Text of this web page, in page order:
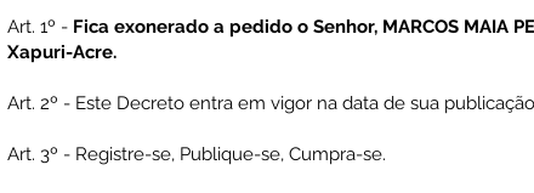
Art. 1º - Fica exonerado a pedido o Senhor, MARCOS MAIA
Xapuri-Acre.
Art. 2º - Este Decreto entra em vigor na data de sua
Art. 3º - Registre-se, Publique-se, Cumpra-se.